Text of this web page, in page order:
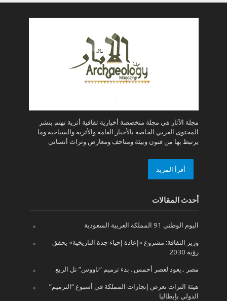
مجلة الآثار هي مجلة متخصصة أخبارية ثقافية أثرية تهتم بنشر
المحتوى العربي الخاصة بالأخبار العامة والأثرية والسياحية وما
يرتبط بها من فنون وبيئة ومتاحف ومعارض وتراث أنساني
أقرأ المزيد
أحدث المقالات
اليوم الوطني 91 المملكة العربية السعودية
وزير الثقافة: مشروع «إعادة إحياء جدة التاريخية» يحقق
رؤية 2030
مصر ..يعود لعصر أحمس.. بدء ترميم “ناووس” تل الربع
هيئة التراث تعرض إنجازات المملكة في أسبوع “الترميم”
الدولي بإيطاليا